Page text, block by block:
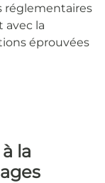
réglementaires
avec la
éprouvées
la